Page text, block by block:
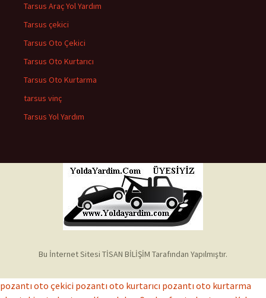
Tarsus Araç Yol Yardım
Tarsus çekici
Tarsus Oto Çekici
Tarsus Oto Kurtarıcı
Tarsus Oto Kurtarma
tarsus vinç
Tarsus Yol Yardım
Bu İnternet Sitesi TİSAN BİLİŞİM Tarafından Yapılmıştır.
pozantı oto çekici pozantı oto kurtarıcı pozantı oto kurtarma